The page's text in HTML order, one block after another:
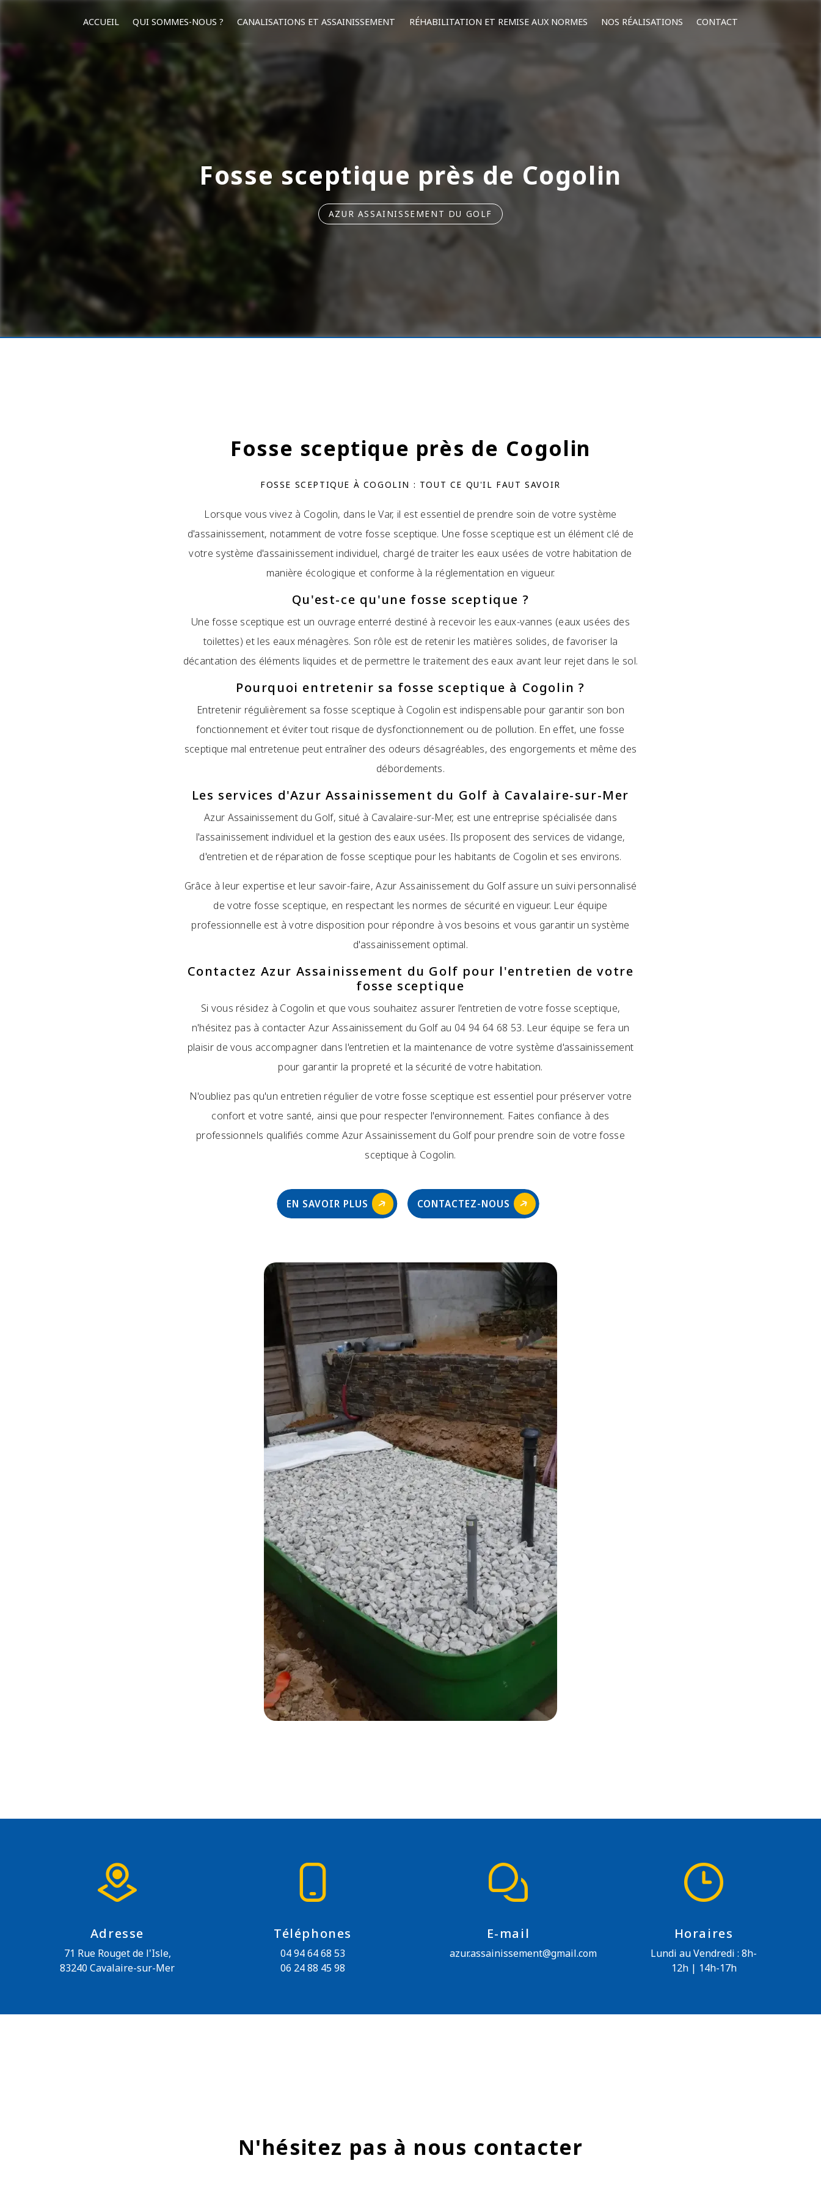
ACCUEIL QUI SOMMES-NOUS ? CANALISATIONS ET ASSAINISSEMENT RÉHABILITATION ET REMISE AUX NORMES NOS RÉALISATIONS CONTACT
Fosse sceptique près de Cogolin
AZUR ASSAINISSEMENT DU GOLF
Fosse sceptique près de Cogolin
FOSSE SCEPTIQUE À COGOLIN : TOUT CE QU'IL FAUT SAVOIR
Lorsque vous vivez à Cogolin, dans le Var, il est essentiel de prendre soin de votre système
d'assainissement, notamment de votre fosse sceptique. Une fosse sceptique est un élément clé de
votre système d'assainissement individuel, chargé de traiter les eaux usées de votre habitation de
manière écologique et conforme à la réglementation en vigueur.
Qu'est-ce qu'une fosse sceptique ?
Une fosse sceptique est un ouvrage enterré destiné à recevoir les eaux-vannes (eaux usées des
toilettes) et les eaux ménagères. Son rôle est de retenir les matières solides, de favoriser la
décantation des éléments liquides et de permettre le traitement des eaux avant leur rejet dans le sol.
Pourquoi entretenir sa fosse sceptique à Cogolin ?
Entretenir régulièrement sa fosse sceptique à Cogolin est indispensable pour garantir son bon
fonctionnement et éviter tout risque de dysfonctionnement ou de pollution. En effet, une fosse
sceptique mal entretenue peut entraîner des odeurs désagréables, des engorgements et même des
débordements.
Les services d'Azur Assainissement du Golf à Cavalaire-sur-Mer
Azur Assainissement du Golf, situé à Cavalaire-sur-Mer, est une entreprise spécialisée dans
l'assainissement individuel et la gestion des eaux usées. Ils proposent des services de vidange,
d'entretien et de réparation de fosse sceptique pour les habitants de Cogolin et ses environs.
Grâce à leur expertise et leur savoir-faire, Azur Assainissement du Golf assure un suivi personnalisé
de votre fosse sceptique, en respectant les normes de sécurité en vigueur. Leur équipe
professionnelle est à votre disposition pour répondre à vos besoins et vous garantir un système
d'assainissement optimal.
Contactez Azur Assainissement du Golf pour l'entretien de votre
fosse sceptique
Si vous résidez à Cogolin et que vous souhaitez assurer l'entretien de votre fosse sceptique,
n'hésitez pas à contacter Azur Assainissement du Golf au 04 94 64 68 53. Leur équipe se fera un
plaisir de vous accompagner dans l'entretien et la maintenance de votre système d'assainissement
pour garantir la propreté et la sécurité de votre habitation.
N'oubliez pas qu'un entretien régulier de votre fosse sceptique est essentiel pour préserver votre
confort et votre santé, ainsi que pour respecter l'environnement. Faites confiance à des
professionnels qualifiés comme Azur Assainissement du Golf pour prendre soin de votre fosse
sceptique à Cogolin.
EN SAVOIR PLUS CONTACTEZ-NOUS
Adresse
71 Rue Rouget de l'Isle,
83240 Cavalaire-sur-Mer
Téléphones
04 94 64 68 53
06 24 88 45 98
E-mail
azur.assainissement@gmail.com
Horaires
Lundi au Vendredi : 8h-
12h | 14h-17h
N'hésitez pas à nous contacter